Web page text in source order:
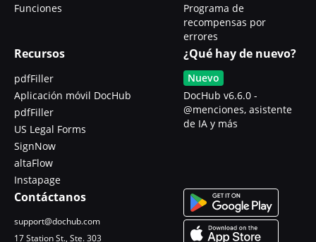
Funciones
Programa de
recompensas por
errores
Recursos
pdfFiller
Aplicación móvil DocHub
pdfFiller
US Legal Forms
SignNow
altaFlow
Instapage
¿Qué hay de nuevo?
Nuevo
DocHub v6.6.0 -
@menciones, asistente
de IA y más
Contáctanos
support@dochub.com
17 Station St., Ste. 303